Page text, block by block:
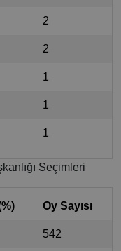
2
2
1
1
1
Seçimleri
Oy Sayısı
542